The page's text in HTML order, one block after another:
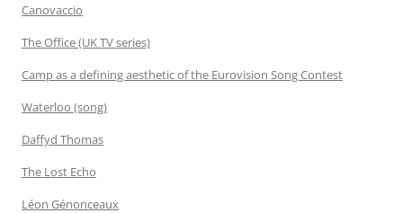
Canovaccio
The Office (UK TV series)
Camp as a defining aesthetic of the Eurovision Song Contest
Waterloo (song)
Daffyd Thomas
The Lost Echo
Léon Génonceaux